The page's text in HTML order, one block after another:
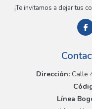
¡Te invitamos a dejar tus
Dirección:Calle
Línea